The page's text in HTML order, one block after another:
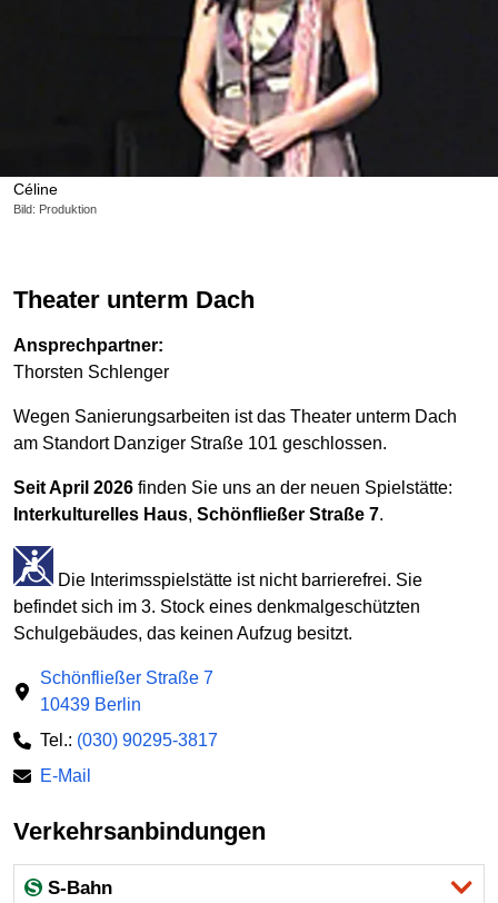
Céline
Bild: Produktion
Theater unterm Dach
Ansprechpartner:
Thorsten Schlenger
Wegen Sanierungsarbeiten ist das Theater unterm Dach
am Standort Danziger Straße 101 geschlossen.
Seit April 2026 finden Sie uns an der neuen Spielstätte:
Interkulturelles Haus, Schönfließer Straße 7.
Die Interimsspielstätte ist nicht barrierefrei. Sie
befindet sich im 3. Stock eines denkmalgeschützten
Schulgebäudes, das keinen Aufzug besitzt.
Schönfließer Straße 7
10439 Berlin
Tel.: (030) 90295-3817
E-Mail
Verkehrsanbindungen
S-Bahn